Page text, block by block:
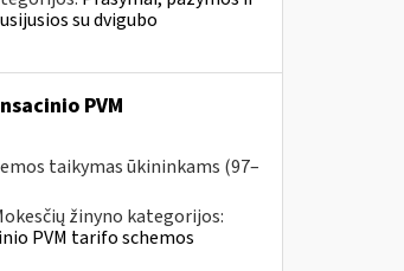
su dvigubo
PVM
taikymas ūkininkams (97–
žinyno kategorijos:
PVM tarifo schemos